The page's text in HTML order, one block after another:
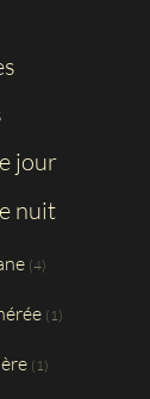
jour
nuit
(4)
(1)
(1)